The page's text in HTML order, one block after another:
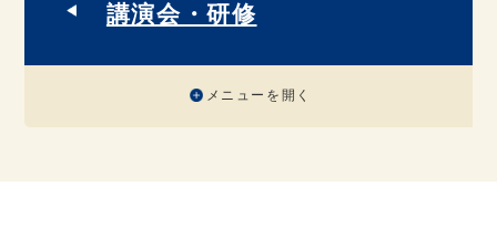
講演会・研修
メニューを開く